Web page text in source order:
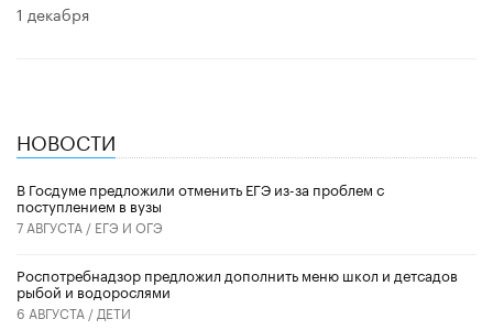
1 декабря
НОВОСТИ
В Госдуме предложили отменить ЕГЭ из-за проблем с
поступлением в вузы
7 АВГУСТА / ЕГЭ И ОГЭ
Роспотребнадзор предложил дополнить меню школ и детсадов
рыбой и водорослями
6 АВГУСТА / ДЕТИ